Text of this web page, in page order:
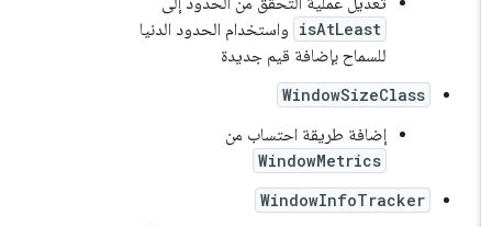
isAtLeast واستخدام الحدود الدنيا
للسماح بإضافة قيم جديدة
WindowSizeClass
إضافة طريقة احتساب من
WindowMetrics
WindowInfoTracker